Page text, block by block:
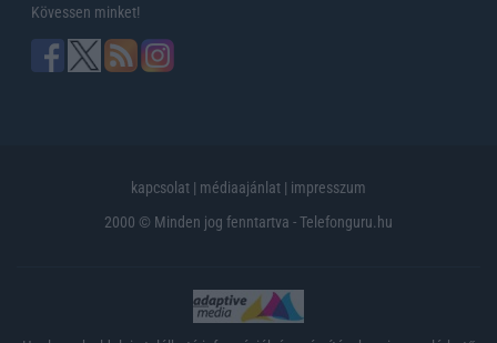
Kövessen minket!
kapcsolat | médiaajánlat | impresszum
2000 © Minden jog fenntartva - Telefonguru.hu